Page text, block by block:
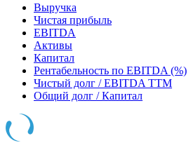
Выручка
Чистая прибыль
EBITDA
Активы
Капитал
Рентабельность по EBITDA (%)
Чистый долг / EBITDA TTM
Общий долг / Капитал